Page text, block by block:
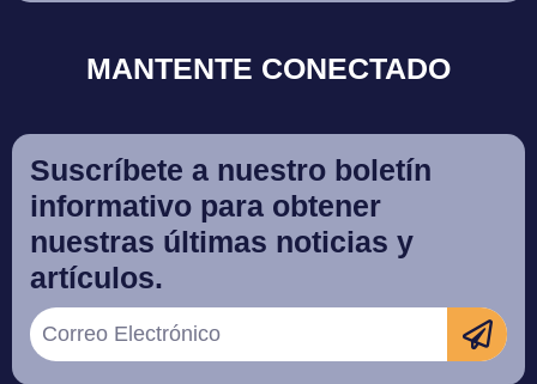
MANTENTE CONECTADO
Suscríbete a nuestro boletín
informativo para obtener
nuestras últimas noticias y
artículos.